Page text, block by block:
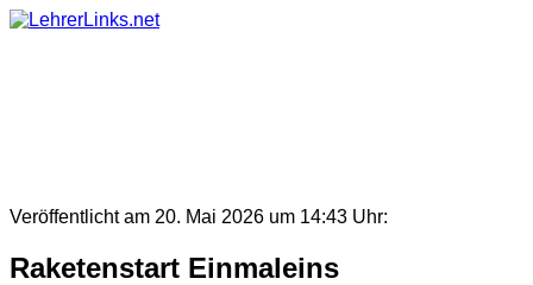
Skip
Veröffentlicht am 20. Mai 2026 um 14:43 Uhr:
Raketenstart Einmaleins